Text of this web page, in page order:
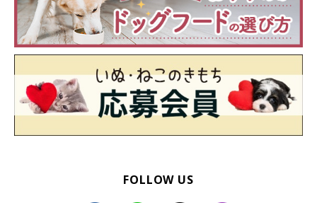
FOLLOW US